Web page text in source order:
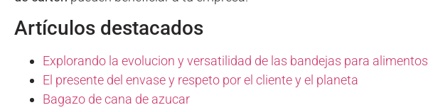
Artículos destacados
Explorando la evolucion y versatilidad de las bandejas para alimentos
El presente del envase y respeto por el cliente y el planeta
Bagazo de cana de azucar